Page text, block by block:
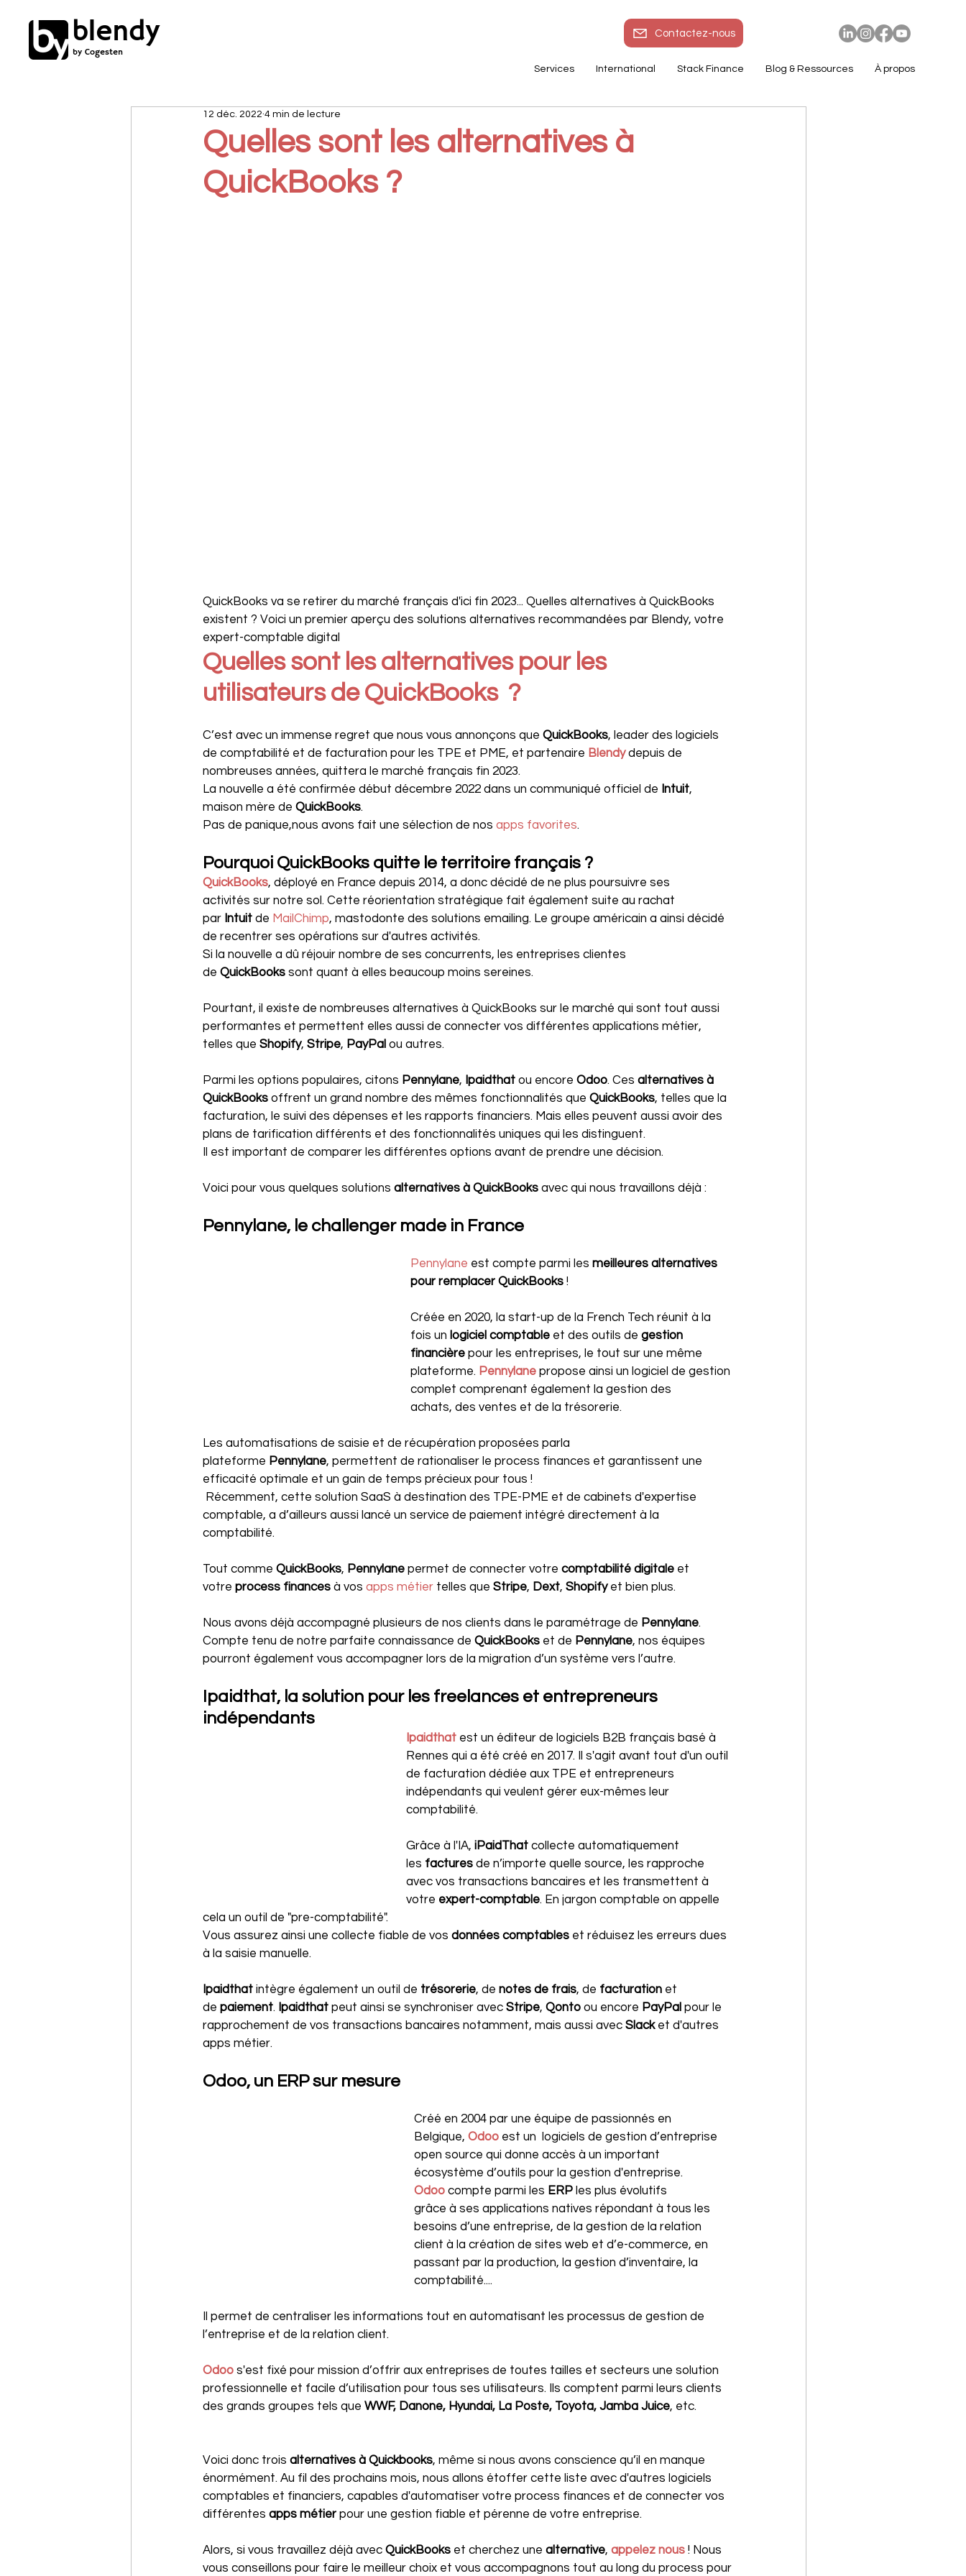
blendy
by Cogesten
Contactez-nous
Services International Stack Finance Blog & Ressources À propos
Quelles sont les alternatives à
QuickBooks ?
12 déc. 2022 4 min de lecture
QuickBooks va se retirer du marché français d'ici fin 2023... Quelles alternatives à QuickBooks
existent ? Voici un premier aperçu des solutions alternatives recommandées par Blendy, votre
expert-comptable digital
Quelles sont les alternatives pour les
utilisateurs de QuickBooks  ?
C’est avec un immense regret que nous vous annonçons que QuickBooks, leader des logiciels
de comptabilité et de facturation pour les TPE et PME, et partenaire Blendy depuis de
nombreuses années, quittera le marché français fin 2023.
La nouvelle a été confirmée début décembre 2022 dans un communiqué officiel de Intuit,
maison mère de QuickBooks.
Pas de panique,nous avons fait une sélection de nos apps favorites.
Pourquoi QuickBooks quitte le territoire français ?
QuickBooks, déployé en France depuis 2014, a donc décidé de ne plus poursuivre ses
activités sur notre sol. Cette réorientation stratégique fait également suite au rachat
par Intuit de MailChimp, mastodonte des solutions emailing. Le groupe américain a ainsi décidé
de recentrer ses opérations sur d'autres activités.
Si la nouvelle a dû réjouir nombre de ses concurrents, les entreprises clientes
de QuickBooks sont quant à elles beaucoup moins sereines.
Pourtant, il existe de nombreuses alternatives à QuickBooks sur le marché qui sont tout aussi
performantes et permettent elles aussi de connecter vos différentes applications métier,
telles que Shopify, Stripe, PayPal ou autres.
Parmi les options populaires, citons Pennylane, Ipaidthat ou encore Odoo. Ces alternatives à
QuickBooks offrent un grand nombre des mêmes fonctionnalités que QuickBooks, telles que la
facturation, le suivi des dépenses et les rapports financiers. Mais elles peuvent aussi avoir des
plans de tarification différents et des fonctionnalités uniques qui les distinguent.
Il est important de comparer les différentes options avant de prendre une décision.
Voici pour vous quelques solutions alternatives à QuickBooks avec qui nous travaillons déjà :
Pennylane, le challenger made in France
Pennylane est compte parmi les meilleures alternatives
pour remplacer QuickBooks !
Créée en 2020, la start-up de la French Tech réunit à la
fois un logiciel comptable et des outils de gestion
financière pour les entreprises, le tout sur une même
plateforme. Pennylane propose ainsi un logiciel de gestion
complet comprenant également la gestion des
achats, des ventes et de la trésorerie.
Les automatisations de saisie et de récupération proposées parla
plateforme Pennylane, permettent de rationaliser le process finances et garantissent une
efficacité optimale et un gain de temps précieux pour tous !
Récemment, cette solution SaaS à destination des TPE-PME et de cabinets d'expertise
comptable, a d’ailleurs aussi lancé un service de paiement intégré directement à la
comptabilité.
Tout comme QuickBooks, Pennylane permet de connecter votre comptabilité digitale et
votre process finances à vos apps métier telles que Stripe, Dext, Shopify et bien plus.
Nous avons déjà accompagné plusieurs de nos clients dans le paramétrage de Pennylane.
Compte tenu de notre parfaite connaissance de QuickBooks et de Pennylane, nos équipes
pourront également vous accompagner lors de la migration d’un système vers l’autre.
Ipaidthat, la solution pour les freelances et entrepreneurs
indépendants
Ipaidthat est un éditeur de logiciels B2B français basé à
Rennes qui a été créé en 2017. Il s'agit avant tout d'un outil
de facturation dédiée aux TPE et entrepreneurs
indépendants qui veulent gérer eux-mêmes leur
comptabilité.
Grâce à l'IA, iPaidThat collecte automatiquement
les factures de n’importe quelle source, les rapproche
avec vos transactions bancaires et les transmettent à
votre expert-comptable. En jargon comptable on appelle
cela un outil de "pre-comptabilité".
Vous assurez ainsi une collecte fiable de vos données comptables et réduisez les erreurs dues
à la saisie manuelle.
Ipaidthat intègre également un outil de trésorerie, de notes de frais, de facturation et
de paiement. Ipaidthat peut ainsi se synchroniser avec Stripe, Qonto ou encore PayPal pour le
rapprochement de vos transactions bancaires notamment, mais aussi avec Slack et d'autres
apps métier.
Odoo, un ERP sur mesure
Créé en 2004 par une équipe de passionnés en
Belgique, Odoo est un  logiciels de gestion d’entreprise
open source qui donne accès à un important
écosystème d’outils pour la gestion d'entreprise.
Odoo compte parmi les ERP les plus évolutifs
grâce à ses applications natives répondant à tous les
besoins d’une entreprise, de la gestion de la relation
client à la création de sites web et d’e-commerce, en
passant par la production, la gestion d’inventaire, la
comptabilité....
Il permet de centraliser les informations tout en automatisant les processus de gestion de
l’entreprise et de la relation client.
Odoo s'est fixé pour mission d’offrir aux entreprises de toutes tailles et secteurs une solution
professionnelle et facile d’utilisation pour tous ses utilisateurs. Ils comptent parmi leurs clients
des grands groupes tels que WWF, Danone, Hyundai, La Poste, Toyota, Jamba Juice, etc.
Voici donc trois alternatives à Quickbooks, même si nous avons conscience qu’il en manque
énormément. Au fil des prochains mois, nous allons étoffer cette liste avec d'autres logiciels
comptables et financiers, capables d'automatiser votre process finances et de connecter vos
différentes apps métier pour une gestion fiable et pérenne de votre entreprise.
Alors, si vous travaillez déjà avec QuickBooks et cherchez une alternative, appelez nous ! Nous
vous conseillons pour faire le meilleur choix et vous accompagnons tout au long du process pour